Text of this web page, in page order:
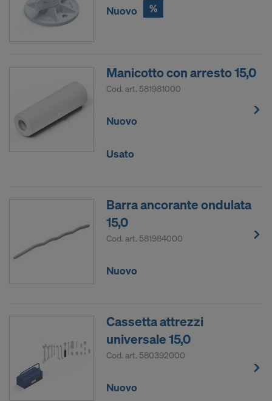
Nuovo %
Manicotto con arresto 15,0
Cod. art. 581981000
Nuovo
Usato
Barra ancorante ondulata
15,0
Cod. art. 581984000
Nuovo
Cassetta attrezzi
universale 15,0
Cod. art. 580392000
Nuovo